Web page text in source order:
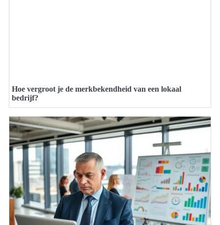
Hoe vergroot je de merkbekendheid van een lokaal
bedrijf?